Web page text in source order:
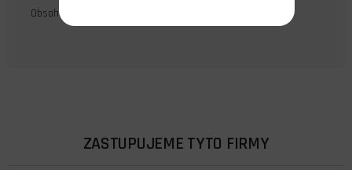
Obsah balení: 3 páry
ZASTUPUJEME TYTO FIRMY